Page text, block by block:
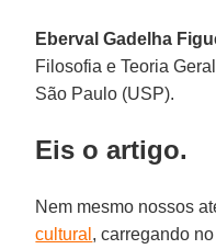
Eberval Gadelha
Filosofia e Teoria
São Paulo (USP).
Eis o artigo.
Nem mesmo nossos
cultural , carregando